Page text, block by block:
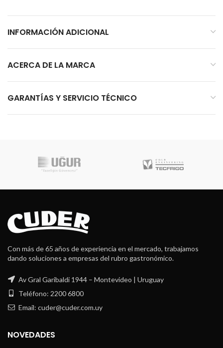
INFORMACIÓN ADICIONAL
ACERCA DE LA MARCA
GARANTÍAS Y SERVICIO TÉCNICO
Con más de 65 años de experiencia en el mercado, trabajamos
dando soluciones a empresas del rubro gastronómico.
Av Gral Garibaldi 1944 – Montevideo | Uruguay
Teléfono: 2200 6800
Email: cuder@cuder.com.uy
NOVEDADES